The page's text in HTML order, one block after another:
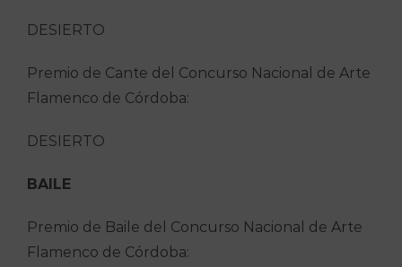
DESIERTO
Premio de Cante del Concurso Nacional de Arte
Flamenco de Córdoba:
DESIERTO
BAILE
Premio de Baile del Concurso Nacional de Arte
Flamenco de Córdoba: